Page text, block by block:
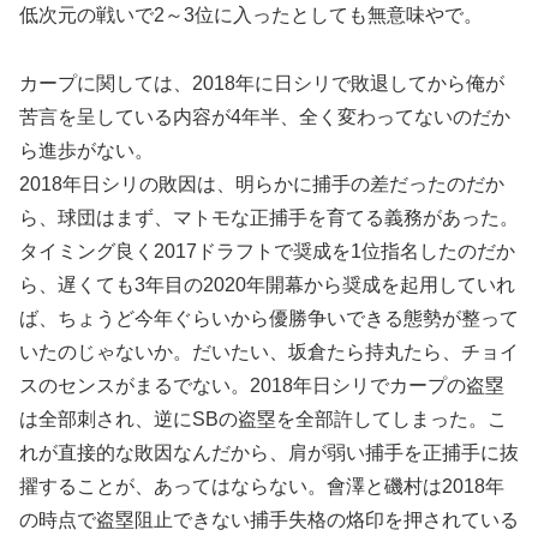
低次元の戦いで2～3位に入ったとしても無意味やで。
カープに関しては、2018年に日シリで敗退してから俺が
苦言を呈している内容が4年半、全く変わってないのだか
ら進歩がない。
2018年日シリの敗因は、明らかに捕手の差だったのだか
ら、球団はまず、マトモな正捕手を育てる義務があった。
タイミング良く2017ドラフトで奨成を1位指名したのだか
ら、遅くても3年目の2020年開幕から奨成を起用していれ
ば、ちょうど今年ぐらいから優勝争いできる態勢が整って
いたのじゃないか。だいたい、坂倉たら持丸たら、チョイ
スのセンスがまるでない。2018年日シリでカープの盗塁
は全部刺され、逆にSBの盗塁を全部許してしまった。こ
れが直接的な敗因なんだから、肩が弱い捕手を正捕手に抜
擢することが、あってはならない。會澤と磯村は2018年
の時点で盗塁阻止できない捕手失格の烙印を押されている